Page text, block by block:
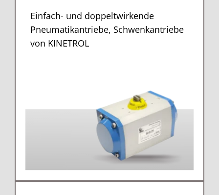
Einfach- und doppeltwirkende
Pneumatikantriebe, Schwenkantriebe
von KINETROL